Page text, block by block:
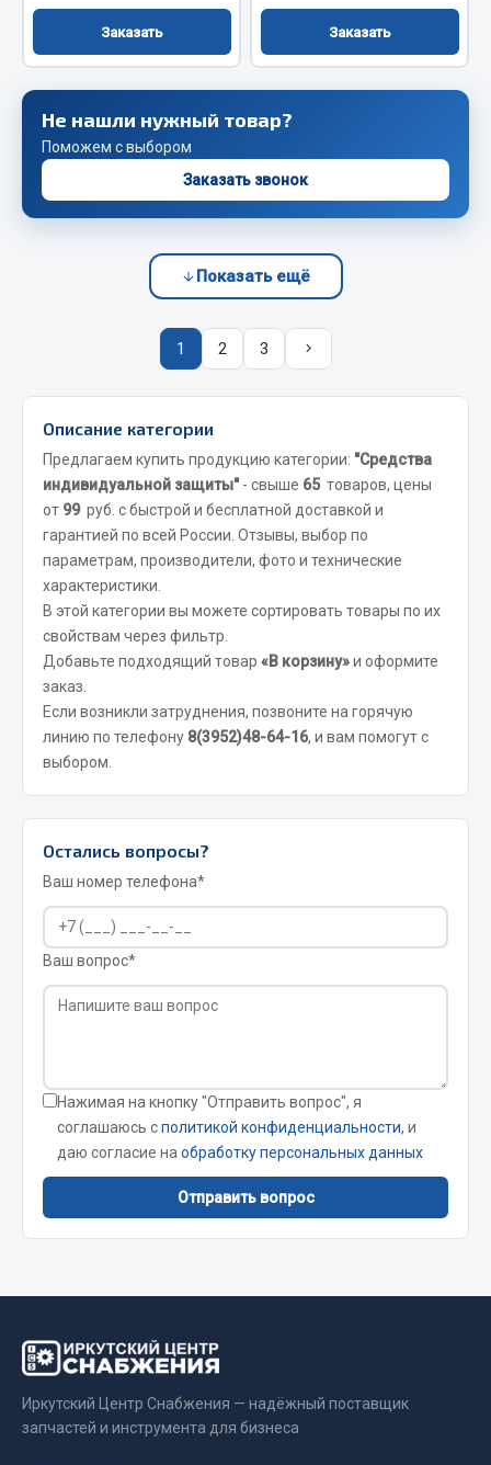
Система питания
Тормозная система
Система охлаждения
Подвеска
Кабина
Оперение кабины
Запчасти FAW
Двигатель
Система охлаждения
Сцепление
Ось передняя
Тормозная система
Электрооборудование
Показать ещё
Весь раздел
Фильтры
Mann-filter
Vic
Автоторг
Дифа
Цитрон
Фильтры DONALDSON
Весь раздел
Всё для сварки
Весь раздел
CUMMINS HAFFEN
Заказать Заказать
Не нашли нужный товар?
Поможем с выбором
Заказать звонок
Показать ещё
1 2 3
Описание категории
Предлагаем купить продукцию категории: "Средства
индивидуальной защиты"- свыше 65 товаров, цены
от 99 руб. с быстрой и бесплатной доставкой и
гарантией по всей России. Отзывы, выбор по
параметрам, производители, фото и технические
характеристики.
В этой категории вы можете сортировать товары по их
свойствам через фильтр.
Добавьте подходящий товар «В корзину»и оформите
заказ.
Если возникли затруднения, позвоните на горячую
линию по телефону 8(3952)48-64-16, и вам помогут с
выбором.
Остались вопросы?
Ваш номер телефона*
Ваш вопрос*
Нажимая на кнопку "Отправить вопрос", я
соглашаюсь сполитикой конфиденциальности, и
даю согласие на обработку персональных данных
Отправить вопрос
Иркутский Центр Снабжения — надёжный поставщик
запчастей и инструмента для бизнеса